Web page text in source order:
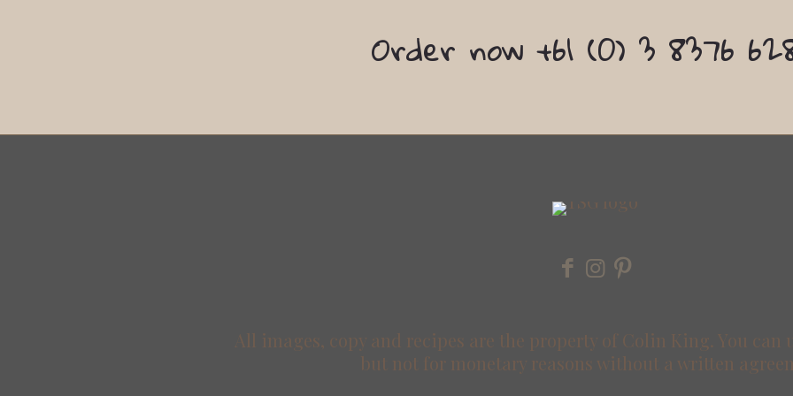
Order now +61 (0) 3 8376
All images, copy and recipes are the property of Colin King. You can
but not for monetary reasons without a written